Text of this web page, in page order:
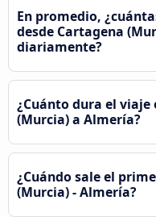
En promedio,
desde Cartagena
diariamente?
¿Cuánto dura el viaje
(Murcia) a Almería?
¿Cuándo sale el
(Murcia) - Almería?